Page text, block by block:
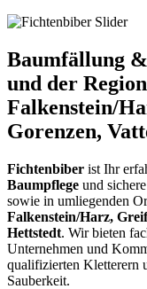
Baumfällung
und der
Falkenstein/
Gorenzen,
Fichtenbiber ist Ihr
Baumpflege und
sowie in umliegenden
Falkenstein/Harz,
Hettstedt. Wir bieten
Unternehmen und
qualifizierten Kletterern
Sauberkeit.